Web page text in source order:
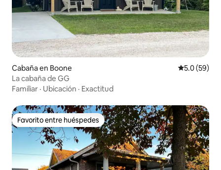
Cabaña en Boone Calificación
5.0 (59)
La cabaña de GG
Familiar · Ubicación · Exactitud
Favorito entre huéspedes
Favorito entre huéspedes